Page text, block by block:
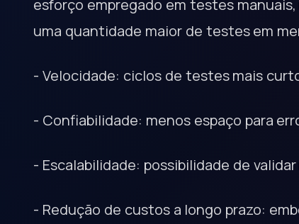
esforço empregado em testes
uma quantidade maior de testes em
- Velocidade: ciclos de testes mais
- Confiabilidade: menos espaço para
- Escalabilidade: possibilidade de
- Redução de custos a longo prazo: